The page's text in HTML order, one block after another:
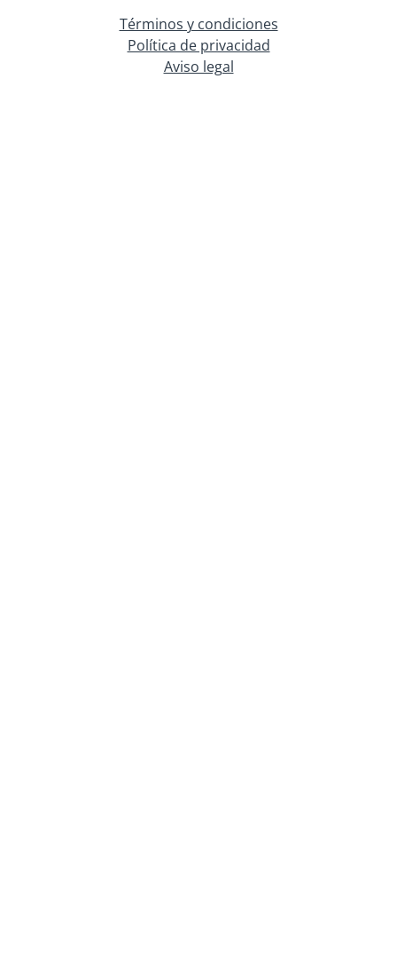
Términos y condiciones
Política de privacidad
Aviso legal